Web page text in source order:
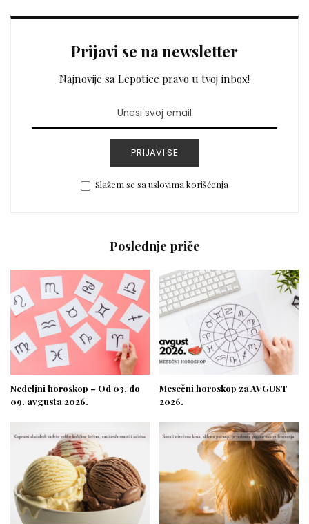
Prijavi se na newsletter
Najnovije sa Lepotice pravo u tvoj inbox!
PRIJAVI SE
Slažem se sa uslovima korišćenja
Poslednje priče
Nedeljni horoskop – Od 03. do
09. avgusta 2026.
Mesečni horoskop za AVGUST
2026.